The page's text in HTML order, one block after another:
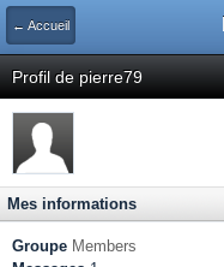
← Accueil
Profil de pierre79
Mes informations
Groupe Members